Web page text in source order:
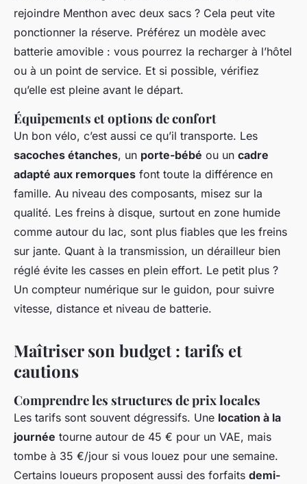
rejoindre Menthon avec deux sacs ? Cela peut vite
ponctionner la réserve. Préférez un modèle avec
batterie amovible : vous pourrez la recharger à l’hôtel
ou à un point de service. Et si possible, vérifiez
qu’elle est pleine avant le départ.
Équipements et options de confort
Un bon vélo, c’est aussi ce qu’il transporte. Les
sacoches étanches, un porte-bébé ou un cadre
adapté aux remorques font toute la différence en
famille. Au niveau des composants, misez sur la
qualité. Les freins à disque, surtout en zone humide
comme autour du lac, sont plus fiables que les freins
sur jante. Quant à la transmission, un dérailleur bien
réglé évite les casses en plein effort. Le petit plus ?
Un compteur numérique sur le guidon, pour suivre
vitesse, distance et niveau de batterie.
Maîtriser son budget : tarifs et
cautions
Comprendre les structures de prix locales
Les tarifs sont souvent dégressifs. Une location à la
journée tourne autour de 45 € pour un VAE, mais
tombe à 35 €/jour si vous louez pour une semaine.
Certains loueurs proposent aussi des forfaits demi-